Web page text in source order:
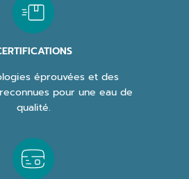
éprouvées et des
pour une eau de
qualité.